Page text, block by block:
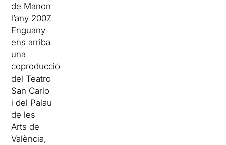
de Manon
l’any 2007.
Enguany
ens arriba
una
coproducció
del Teatro
San Carlo
i del Palau
de les
Arts de
València,